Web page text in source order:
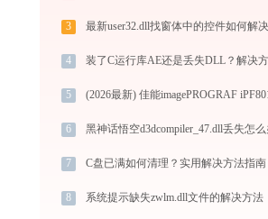
3 最新user32.dll找窗体中的控件如何解
4 装了C运行库AE还是丢失DLL？解决
5
6
7 C盘已满如何清理？实用解决方法指南
8 系统提示缺失zwlm.dll文件的解决方法